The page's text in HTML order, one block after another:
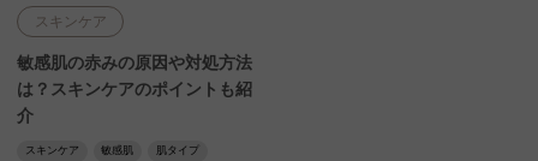
スキンケア
敏感肌の赤みの原因や対処方法
は？スキンケアのポイントも紹
介
スキンケア 敏感肌 肌タイプ